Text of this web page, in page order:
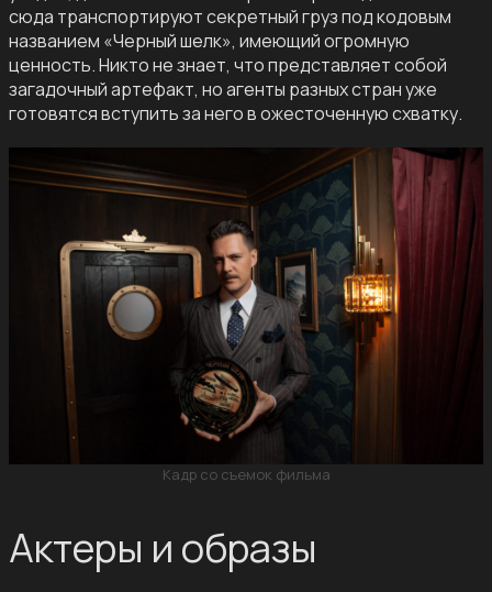
сюда транспортируют секретный груз под кодовым
названием «Черный шелк», имеющий огромную
ценность. Никто не знает, что представляет собой
загадочный артефакт, но агенты разных стран уже
готовятся вступить за него в ожесточенную схватку.
Кадр со съемок фильма
Актеры и образы